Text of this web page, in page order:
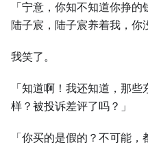
「宁意，你知不知道你挣
陆子宸，陆子宸养着我，你
我笑了。
「知道啊！我还知道，那
样？被投诉差评了吗？」
「你买的是假的？不可能，